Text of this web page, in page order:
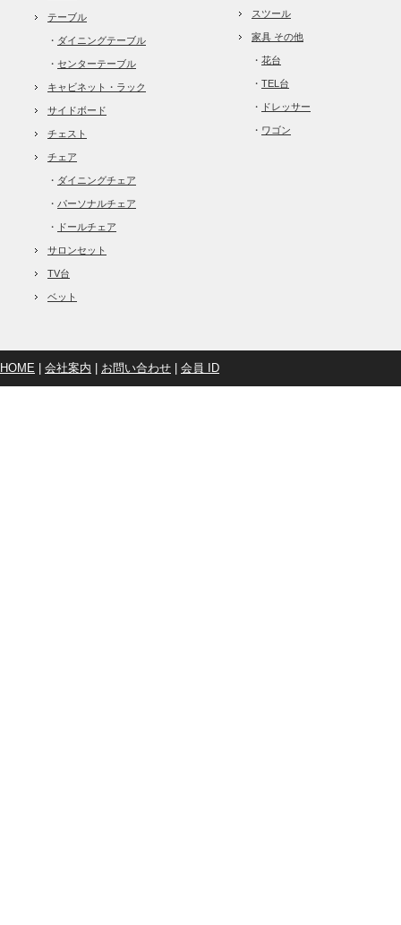
テーブル
・ ダイニングテーブル
・ センターテーブル
キャビネット・ラック
サイドボード
チェスト
チェア
・ ダイニングチェア
・ パーソナルチェア
・ ドールチェア
サロンセット
TV台
ベット
スツール
家具 その他
・ 花台
・ TEL台
・ ドレッサー
・ ワゴン
HOME 会社案内 お問い合わせ 会員 ID